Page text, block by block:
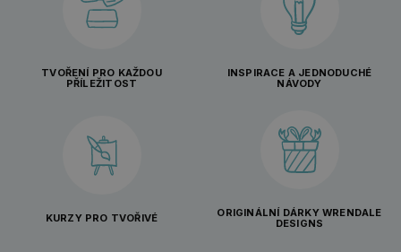
TVOŘENÍ PRO KAŽDOU
PŘÍLEŽITOST
INSPIRACE A JEDNODUCHÉ
NÁVODY
KURZY PRO TVOŘIVÉ
ORIGINÁLNÍ DÁRKY WRENDALE
DESIGNS